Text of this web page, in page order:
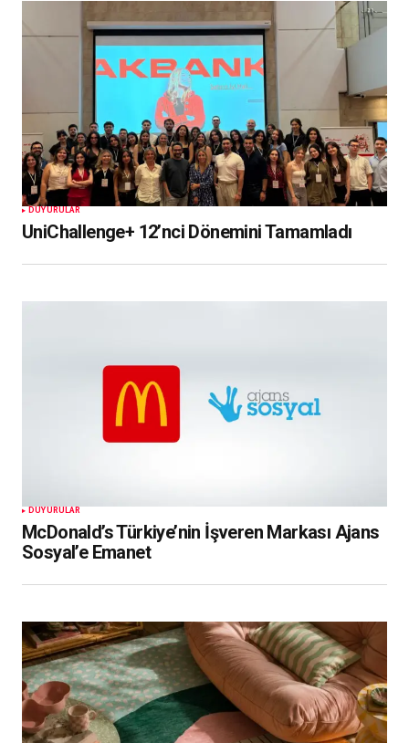
DUYURULAR
UniChallenge+ 12’nci Dönemini Tamamladı
DUYURULAR
McDonald’s Türkiye’nin İşveren Markası Ajans
Sosyal’e Emanet